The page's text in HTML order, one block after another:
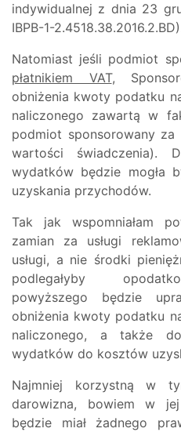
indywidualnej z dnia 23
IBPB-1-
Natomiast jeśli podmiot
płatnikiem VAT,
obniżenia kwoty podatku
naliczonego zawartą w
podmiot sponsorowany za
wartości świadczenia).
wydatków będzie mogła
uzyskania przychodów.
Tak jak wspomniałam
zamian za usługi
usługi, a nie środki
podlegałyby
powyższego będzie
obniżenia kwoty podatku
naliczonego, a także
wydatków do kosztów
Najmniej korzystną w
darowizna, bowiem w
będzie miał żadnego